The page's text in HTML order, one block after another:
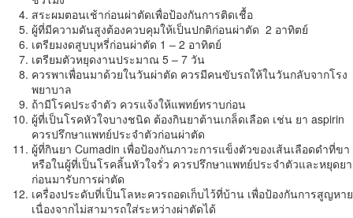
สระผมตอนเช้าก่อนผ่าตัดเพื่อป้องกันการติดเชื้อ
ผู้ที่มีความดันสูงต้องควบคุมให้เป็นปกติก่อนผ่าตัด 2 อาทิตย์
เตรียมงดสูบบุหรี่ก่อนผ่าตัด 1 – 2 อาทิตย์
เตรียมตัวหยุดงานประมาณ 5 – 7 วัน
ควรพาเพื่อนมาด้วยในวันผ่าตัด ควรมีคนขับรถให้ในวันกลับจากโรง
พยาบาล
ถ้ามีโรคประจำตัว ควรแจ้งให้แพทย์ทราบก่อน
ผู้ที่เป็นโรคหัวใจบางชนิด ต้องกินยาต้านเกล็ดเลือด เช่น ยา aspirin
ควรปรึกษาแพทย์ประจำตัวก่อนผ่าตัด
ผู้ที่กินยา Cumadin เพื่อป้องกันภาวะการแข็งตัวของเส้นเลือดดำที่ขา
หรือในผู้ที่เป็นโรคลิ้นหัวใจรั่ว ควรปรึกษาแพทย์ประจำตัวและหยุดยา
ก่อนมารับการผ่าตัด
เครื่องประดับที่เป็นโลหะควรถอดเก็บไว้ที่บ้าน เพื่อป้องกันการสูญหาย
เนื่องจากไม่สามารถใส่ระหว่างผ่าตัดได้